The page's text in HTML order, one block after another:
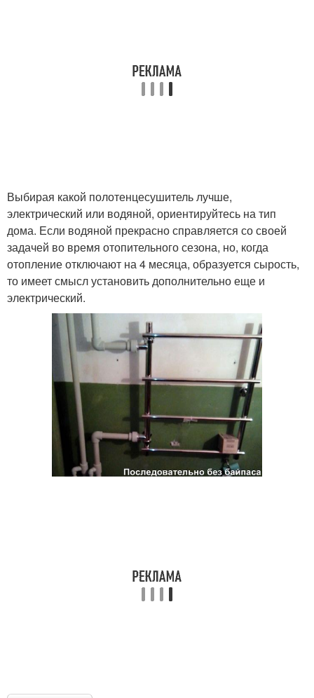
Выбирая какой полотенцесушитель лучше,
электрический или водяной, ориентируйтесь на тип
дома. Если водяной прекрасно справляется со своей
задачей во время отопительного сезона, но, когда
отопление отключают на 4 месяца, образуется сырость,
то имеет смысл установить дополнительно еще и
электрический.